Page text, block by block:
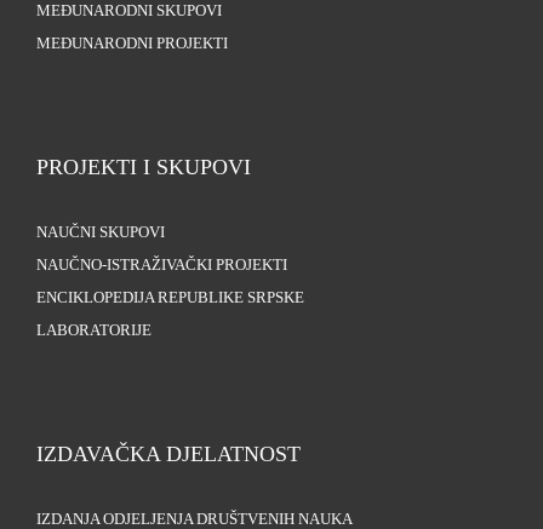
MEĐUNARODNI SKUPOVI
MEĐUNARODNI PROJEKTI
PROJEKTI I SKUPOVI
NAUČNI SKUPOVI
NAUČNO-ISTRAŽIVAČKI PROJEKTI
ENCIKLOPEDIJA REPUBLIKE SRPSKE
LABORATORIJE
IZDAVAČKA DJELATNOST
IZDANJA ODJELJENJA DRUŠTVENIH NAUKA